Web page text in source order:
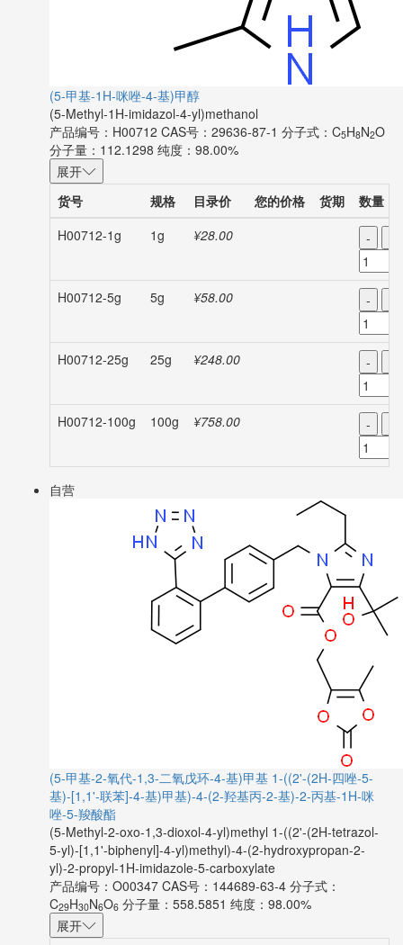
(5-甲基-1H-咪唑-4-基)甲醇
(5-Methyl-1H-imidazol-4-yl)methanol
产品编号：H00712 CAS号：29636-87-1 分子式：C5H8N2O
分子量：112.1298 纯度：98.00%
展开
货号
规格 目录价 您的价格 货期
数量
H00712-1g
1g ¥28.00 -
H00712-5g 5g ¥58.00 -
H00712-25g 25g ¥248.00 -
H00712-100g 100g ¥758.00 -
自营
(5-甲基-2-氧代-1,3-二氧戊环-4-基)甲基 1-((2'-(2H-四唑-5-
基)-[1,1'-联苯]-4-基)甲基)-4-(2-羟基丙-2-基)-2-丙基-1H-咪
唑-5-羧酸酯
(5-Methyl-2-oxo-1,3-dioxol-4-yl)methyl 1-((2'-(2H-tetrazol-
5-yl)-[1,1'-biphenyl]-4-yl)methyl)-4-(2-hydroxypropan-2-
yl)-2-propyl-1H-imidazole-5-carboxylate
产品编号：O00347 CAS号：144689-63-4 分子式：
C29H30N6O6 分子量：558.5851 纯度：98.00%
展开